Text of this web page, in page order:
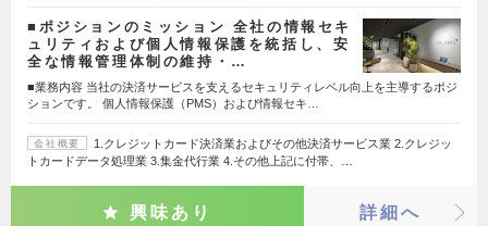
■ポジションのミッション 全社の情報セキ
ュリティおよび個人情報保護を統括し、安
全な情報管理体制の維持・…
■業務内容 当社の決済サービスを支えるセキュリティレベル向上を主導するポジ
ションです。 個人情報保護（PMS）および情報セキ…
会社概要
1.クレジットカード決済業およびその他決済サービス業 2.クレジッ
トカードデータ処理業 3.集金代行業 4.その他上記に付帯、…
興味あり 詳細へ